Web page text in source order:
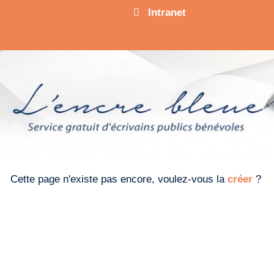
Intranet
Cette page n'existe pas encore, voulez-vous la créer ?